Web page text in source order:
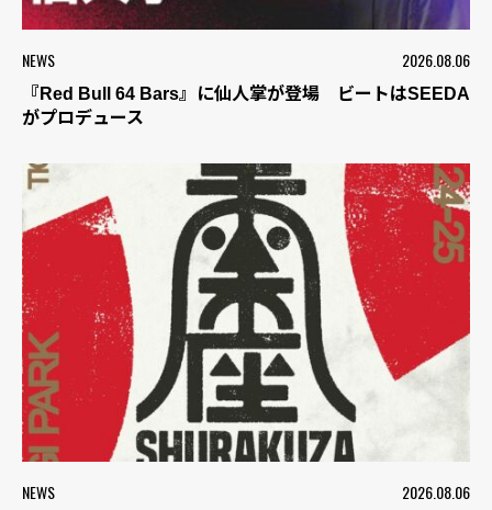
NEWS 2026.08.06
『Red Bull 64 Bars』に仙人掌が登場 ビートはSEEDA
がプロデュース
NEWS 2026.08.06